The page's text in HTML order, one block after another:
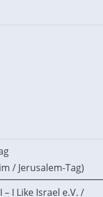
/ Jerusalem-Tag)
I Like Israel e.V. /